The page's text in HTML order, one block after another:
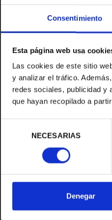
Consentimiento
Esta página web usa
Las cookies de este sitio
y analizar el tráfico.
redes sociales, publicidad y
que hayan recopilado a
consentimiento
NECESARIAS
Denegar
(1)
CIUDADES
LA
ORDENAR POR: